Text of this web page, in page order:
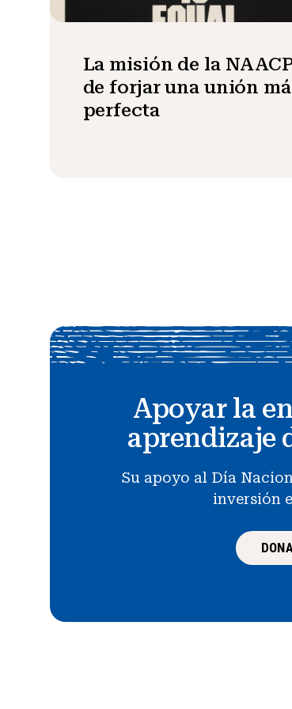
La misión de la
de forjar una unión
perfecta
Apoyar la
aprendizaje
Su apoyo al Día
inversión